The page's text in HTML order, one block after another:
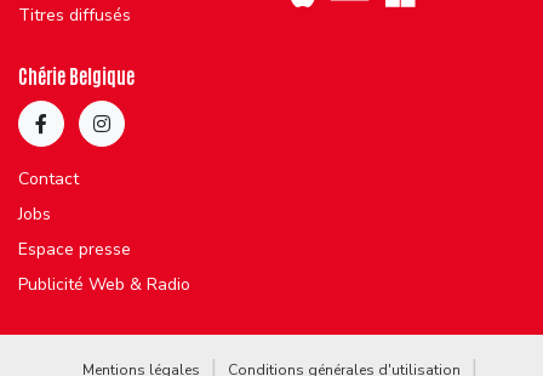
Titres diffusés
Chérie Belgique
Contact
Jobs
Espace presse
Publicité Web & Radio
Mentions légales Conditions générales d'utilisation